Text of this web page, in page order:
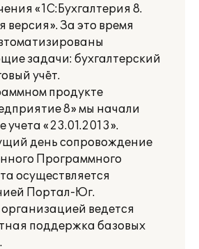
«1С:Бухгалтерия 8.
версия». За это время
задачи: бухгалтерский
учёт.
продукте
8» мы начали
учета «23.01.2013».
день сопровождение
Программного
осуществляется
Портал-Юг.
ведется
поддержка базовых